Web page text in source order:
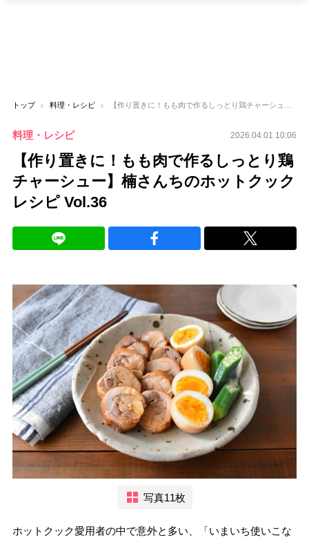
トップ 料理・レシピ
料理・レシピ 2026.04.01 10:06
【作り置きに！もも肉で作るしっとり鶏
チャーシュー】楠さんちのホットクック
レシピ Vol.36
写真11枚
ホットクック愛用者の中で意外と多い、「いまいち使いこな